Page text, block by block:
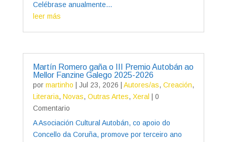
Celébrase anualmente...
leer más
Martín Romero gaña o III Premio Autobán ao
Mellor Fanzine Galego 2025-2026
por martinho Jul 23, 2026 Autores/as, Creación,
Literaria, Novas, Outras Artes, Xeral
| 0
Comentario
A Asociación Cultural Autobán, co apoio do
Concello da Coruña, promove por terceiro ano